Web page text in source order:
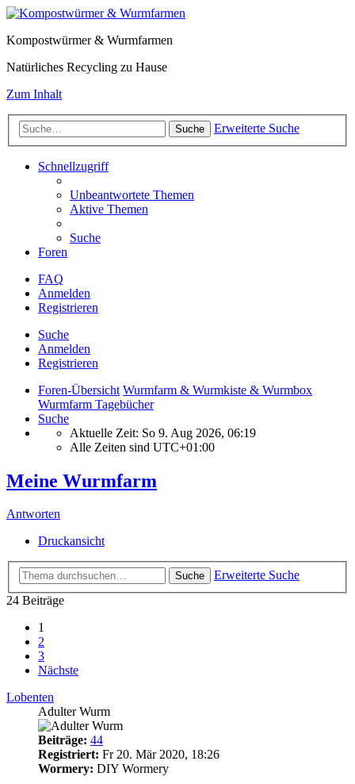
Kompostwürmer & Wurmfarmen
Natürliches Recycling zu Hause
Zum Inhalt
Suche Erweiterte Suche
Schnellzugriff
Unbeantwortete Themen
Aktive Themen
Suche
Foren
FAQ
Anmelden
Registrieren
Suche
Anmelden
Registrieren
Foren-Übersicht Wurmfarm & Wurmkiste & Wurmbox
Wurmfarm Tagebücher
Suche
Aktuelle Zeit: So 9. Aug 2026, 06:19
Alle Zeiten sind UTC+01:00
Meine Wurmfarm
Antworten
Druckansicht
Suche
Erweiterte Suche
24 Beiträge
1
2
3
Nächste
Lobenten
Adulter Wurm
Beiträge: 44
Registriert: Fr 20. Mär 2020, 18:26
Wormery: DIY Wormery